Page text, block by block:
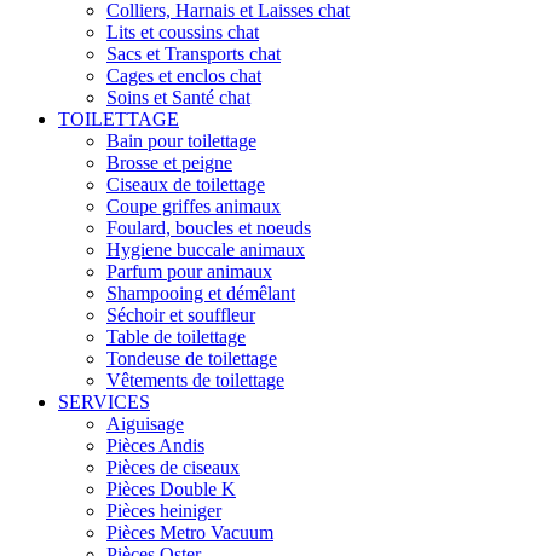
Colliers, Harnais et Laisses chat
Lits et coussins chat
Sacs et Transports chat
Cages et enclos chat
Soins et Santé chat
TOILETTAGE
Bain pour toilettage
Brosse et peigne
Ciseaux de toilettage
Coupe griffes animaux
Foulard, boucles et noeuds
Hygiene buccale animaux
Parfum pour animaux
Shampooing et démêlant
Séchoir et souffleur
Table de toilettage
Tondeuse de toilettage
Vêtements de toilettage
SERVICES
Aiguisage
Pièces Andis
Pièces de ciseaux
Pièces Double K
Pièces heiniger
Pièces Metro Vacuum